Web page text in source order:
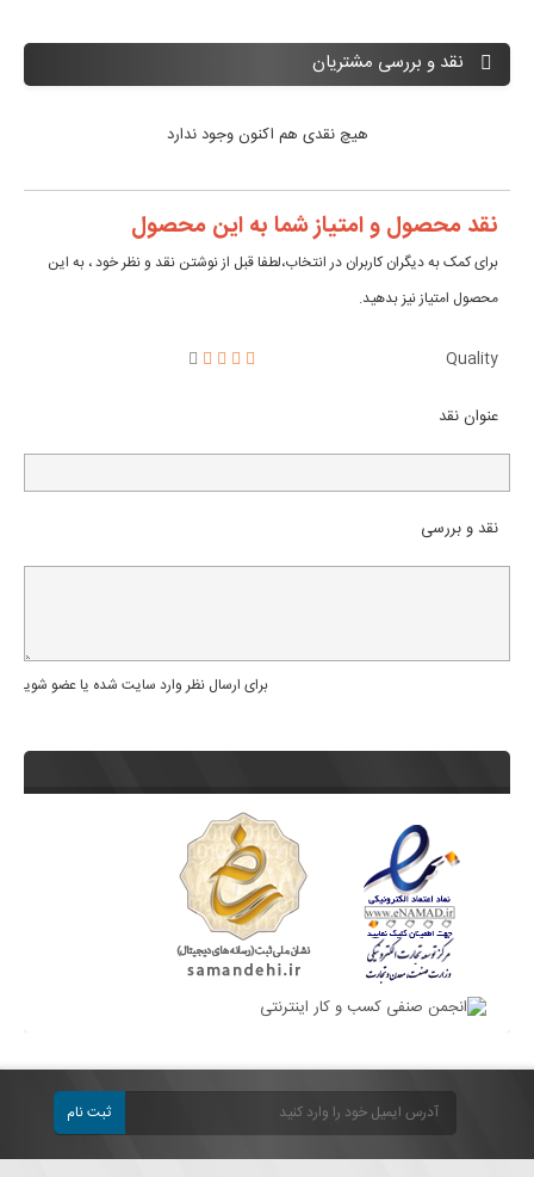
نقد و بررسی مشتریان
هیچ نقدی هم اکنون وجود ندارد
نقد محصول و امتیاز شما به این محصول
برای کمک به دیگران کاربران در انتخاب،لطفا قبل از نوشتن نقد و نظر خود ، به این
محصول امتیاز نیز بدهید.
Quality
عنوان نقد
نقد و بررسی
برای ارسال نظر وارد سایت شده یا عضو شوید
ثبت نام